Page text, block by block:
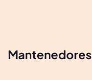
Mantenedores